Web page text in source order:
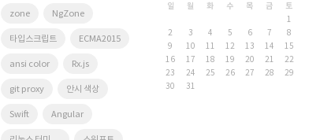
zone NgZone
타입스크립트 ECMA2015
ansi color Rx.js
git proxy 안시 색상
Swift Angular
일 월 화 수 목 금
토
1
2
3 4 5 6 7
8
9
10 11 12 13 14
15
16
17 18 19 20 21
22
23
24 25 26 27 28
29
30
31